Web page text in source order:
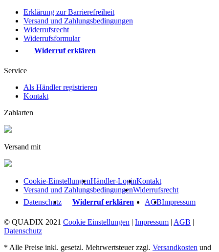
Erklärung zur Barrierefreiheit
Versand und Zahlungsbedingungen
Widerrufsrecht
Widerrufsformular
Widerruf erklären
Service
Als Händler registrieren
Kontakt
Zahlarten
Versand mit
Cookie-EinstellungenHändler-LoginKontakt
Versand und ZahlungsbedingungenWiderrufsrecht
Datenschutz
Widerruf erklären AGBImpressum
© QUADIX 2021 Cookie Einstellungen | Impressum | AGB |
Datenschutz
* Alle Preise inkl. gesetzl. Mehrwertsteuer zzgl. Versandkosten und